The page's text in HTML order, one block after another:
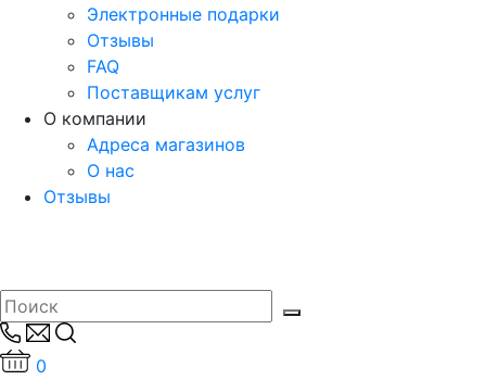
Электронные подарки
Отзывы
FAQ
Поставщикам услуг
О компании
Адреса магазинов
О нас
Отзывы
0